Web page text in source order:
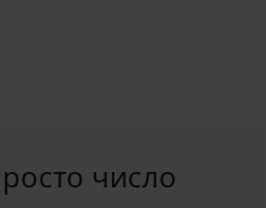
число